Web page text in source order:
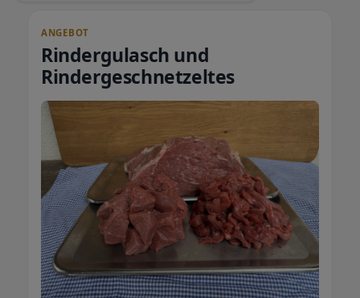
ANGEBOT
Rindergulasch und
Rindergeschnetzeltes